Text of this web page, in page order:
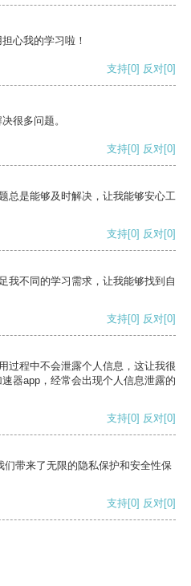
心我的学习啦！
支持[0] 反对[0]
很多问题。
支持[0] 反对[0]
总是能够及时解决，让我能够安心工
支持[0] 反对[0]
我不同的学习需求，让我能够找到自
支持[0] 反对[0]
过程中不会泄露个人信息，这让我很
器app，经常会出现个人信息泄露的
支持[0] 反对[0]
带来了无限的隐私保护和安全性保
支持[0] 反对[0]